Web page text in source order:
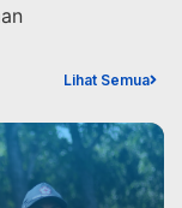
Lihat Semua